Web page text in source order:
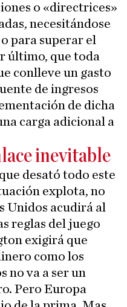
o «directrices»
necesitándose
para superar el
último, que toda
conlleve un gasto
de ingresos
de dicha
carga adicional a
inevitable
desató todo este
explota, no
Unidos acudirá al
reglas del juego
exigirá que
como los
no va a ser un
Pero Europa